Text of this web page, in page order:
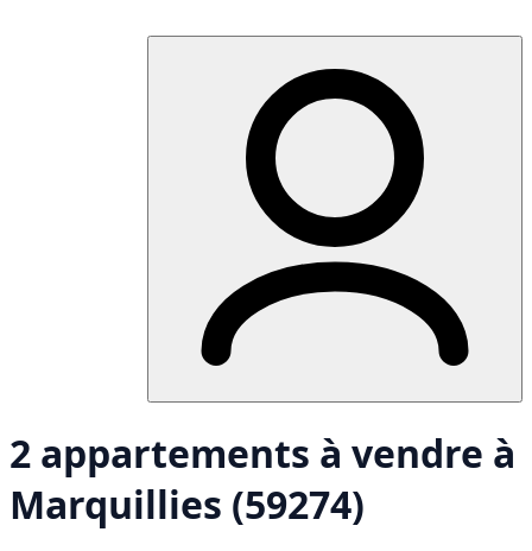
2 appartements à vendre à
Marquillies (59274)